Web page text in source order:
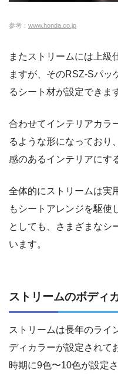
参考： www.honda.co.jp
またストリームには上級
ますが、そのRSZ-Sパッ
るシート材が設定できま
合わせてインテリアカラ
るような形になっており
感のあるインテリアにす
全体的にストリームは実
もシートアレンジを駆使
としても、さまざまなシ
います。
ストリームのボディ
ストリームは長年のライ
ディカラーが設定されて
時期に9色〜10色が設定